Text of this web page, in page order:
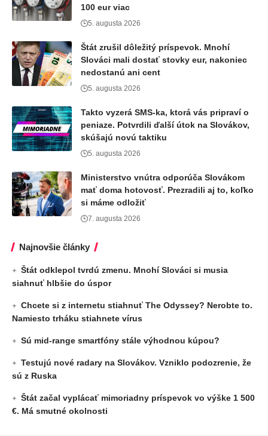
100 eur viac
5. augusta 2026
Štát zrušil dôležitý príspevok. Mnohí
Slováci mali dostať stovky eur, nakoniec
nedostanú ani cent
5. augusta 2026
Takto vyzerá SMS-ka, ktorá vás pripraví o
peniaze. Potvrdili ďalší útok na Slovákov,
skúšajú novú taktiku
5. augusta 2026
Ministerstvo vnútra odporúča Slovákom
mať doma hotovosť. Prezradili aj to, koľko
si máme odložiť
7. augusta 2026
Najnovšie články
Štát odklepol tvrdú zmenu. Mnohí Slováci si musia
siahnuť hlbšie do úspor
Chcete si z internetu stiahnuť The Odyssey? Nerobte to.
Namiesto trháku stiahnete vírus
Sú mid-range smartfóny stále výhodnou kúpou?
Testujú nové radary na Slovákov. Vzniklo podozrenie, že
sú z Ruska
Štát začal vyplácať mimoriadny príspevok vo výške 1 500
€. Má smutné okolnosti